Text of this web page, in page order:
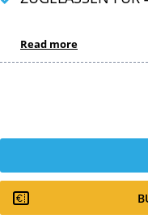
Read more